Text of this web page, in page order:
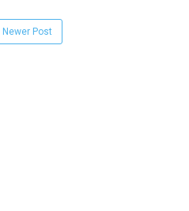
Newer Post